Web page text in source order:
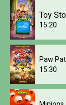
Toy
15:20
Paw
15:30